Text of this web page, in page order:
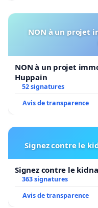
NON à un projet
NON à un projet
Huppain
52 signatures
Avis de transparence
Signez contre le
Signez contre le
363 signatures
Avis de transparence